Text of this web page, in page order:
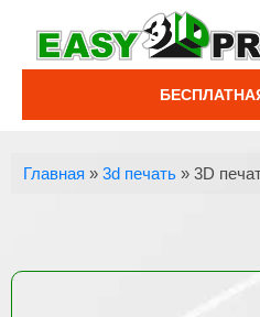
Главная »3d печать »3D